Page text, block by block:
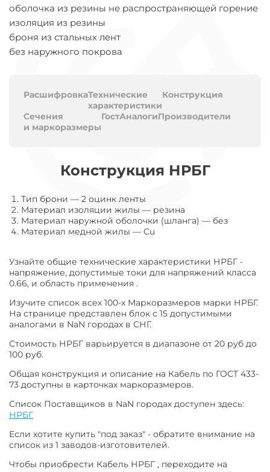
оболочка из резины не распространяющей горение
изоляция из резины
броня из стальных лент
без наружного покрова
РасшифровкаТехнические
характеристики
Конструкция
Сечения
и маркоразмеры
ГостАналогиПроизводители
Конструкция НРБГ
Тип брони — 2 оцинк ленты
Материал изоляции жилы — резина
Материал наружной оболочки (шланга) — без
Материал медной жилы — Cu
Узнайте общие технические характеристики НРБГ -
напряжение, допустимые токи для напряжений класса
0.66, и область применения .
Изучите список всех 100-х Маркоразмеров марки НРБГ.
На странице представлен блок с 15 допустимыми
аналогами в NaN городах в СНГ.
Стоимость НРБГ варьируется в диапазоне от 20 руб до
100 руб.
Общая конструкция и описание на Кабель по ГОСТ 433-
73 доступны в карточках маркоразмеров.
Список Поставщиков в NaN городах доступен здесь:
НРБГ
Если хотите купить "под заказ" - обратите внимание на
список из 1 заводов-изготовителей.
Чтобы приобрести Кабель НРБГ , переходите на